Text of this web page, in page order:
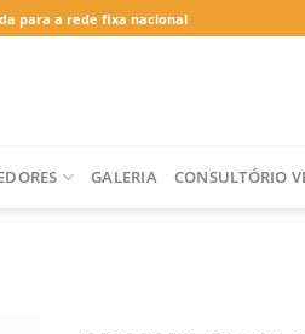
para a rede fixa nacional
GALERIA CONSULTÓRIO